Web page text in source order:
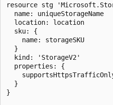
resource stg
  name: uniqueStorageName
  location: location
  sku: {
    name: storageSKU
  }
  kind: 'StorageV2'
  properties: {
  }
}